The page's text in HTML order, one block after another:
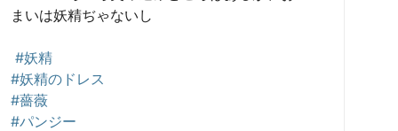
まいは妖精ぢゃないし
#妖精
#妖精のドレス
#薔薇
#パンジー